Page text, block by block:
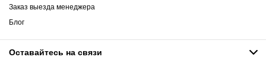
Заказ выезда менеджера
Блог
Оставайтесь на связи